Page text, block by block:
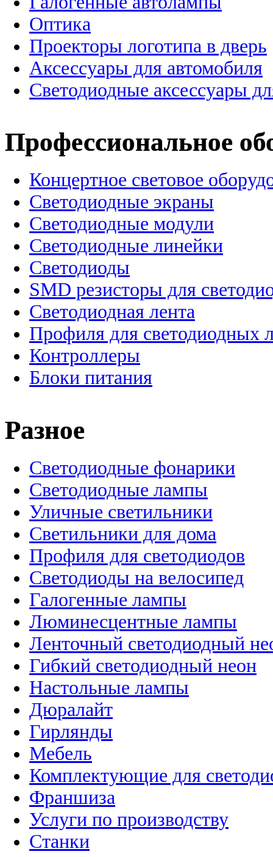
Оптика
Проекторы логотипа в дверь
Аксессуары для автомобиля
Светодиодные аксессуары
Профессиональное
Концертное световое
Cветодиодные экраны
Светодиодные модули
Светодиодные линейки
Светодиоды
SMD резисторы для
Светодиодная лента
Профиля для светодиодных
Контроллеры
Блоки питания
Разное
Светодиодные фонарики
Светодиодные лампы
Уличные светильники
Светильники для дома
Профиля для светодиодов
Светодиоды на велосипед
Галогенные лампы
Люминесцентные лампы
Ленточный светодиодный
Гибкий светодиодный неон
Настольные лампы
Дюралайт
Гирлянды
Мебель
Комплектующие для
Франшиза
Услуги по производству
Станки